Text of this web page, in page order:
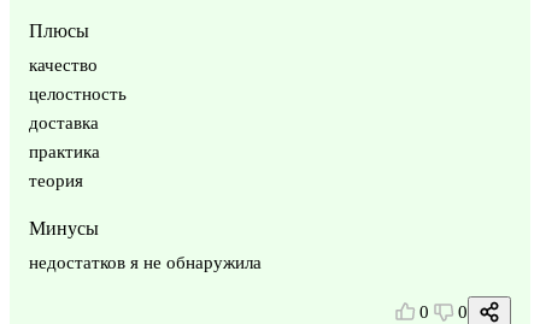
Плюсы
качество
целостность
доставка
практика
теория
Минусы
недостатков я не обнаружила
0 0